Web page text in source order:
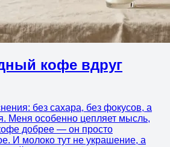
кофе вдруг
без сахара, без фокусов, а
Меня особенно цепляет мысль,
добрее — он просто
И молоко тут не украшение, а